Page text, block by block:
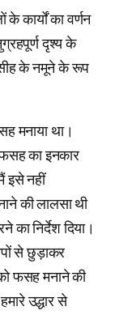
कार्यों का वर्णन
दृश्य के
के नमूने के रूप
मनाया था।
का इनकार
इसे नहीं
की लालसा थी
निर्देश दिया।
से छुड़ाकर
फसह मनाने की
उद्धार से